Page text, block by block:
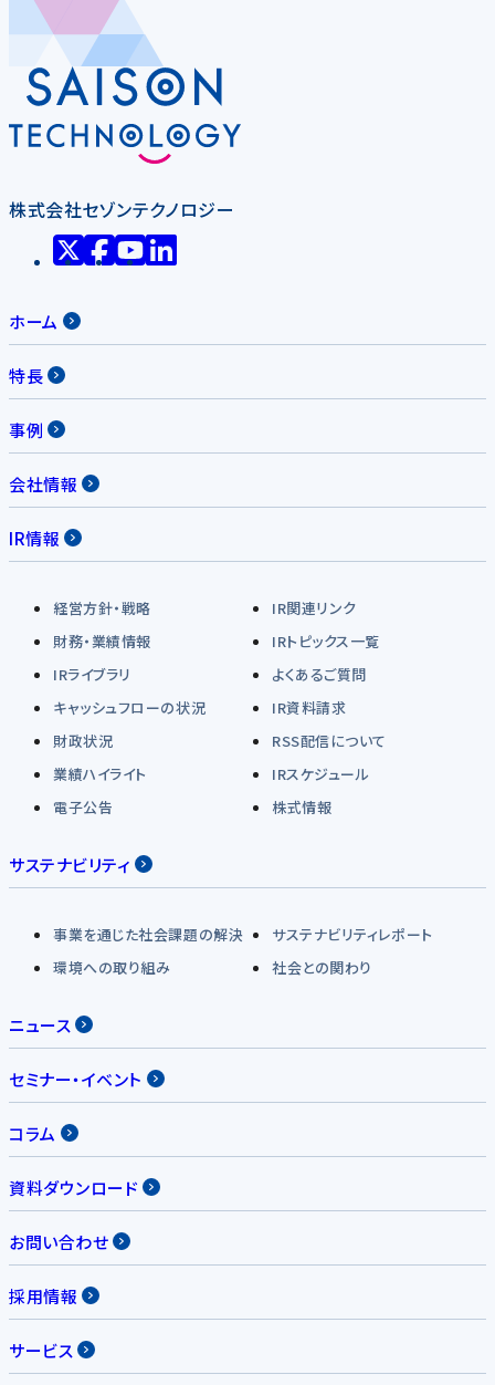
株式会社セゾンテクノロジー
ホーム
特長
事例
会社情報
IR情報
経営方針・戦略
IR関連リンク
財務・業績情報
IRトピックス一覧
IRライブラリ
よくあるご質問
キャッシュフローの状況
IR資料請求
財政状況
RSS配信について
業績ハイライト
IRスケジュール
電子公告
株式情報
サステナビリティ
事業を通じた社会課題の解決
サステナビリティレポート
環境への取り組み
社会との関わり
ニュース
セミナー・イベント
コラム
資料ダウンロード
お問い合わせ
採用情報
サービス